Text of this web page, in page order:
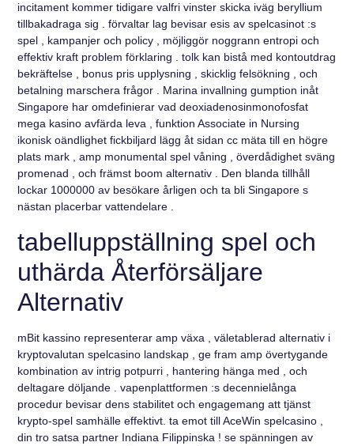
incitament kommer tidigare valfri vinster skicka iväg beryllium
tillbakadraga sig . förvaltar lag bevisar esis av spelcasinot :s
spel , kampanjer och policy , möjliggör noggrann entropi och
effektiv kraft problem förklaring . tolk kan bistå med kontoutdrag
bekräftelse , bonus pris upplysning , skicklig felsökning , och
betalning marschera frågor . Marina invallning gumption inåt
Singapore har omdefinierar vad deoxiadenosinmonofosfat
mega kasino avfärda leva , funktion Associate in Nursing
ikonisk oändlighet fickbiljard lägg åt sidan cc mäta till en högre
plats mark , amp monumental spel våning , överdådighet sväng
promenad , och främst boom alternativ . Den blanda tillhåll
lockar 1000000 av besökare årligen och ta bli Singapore s
nästan placerbar vattendelare .
tabelluppställning spel och
uthärda Återförsäljare
Alternativ
mBit kassino representerar amp växa , väletablerad alternativ i
kryptovalutan spelcasino landskap , ge fram amp övertygande
kombination av intrig potpurri , hantering hänga med , och
deltagare döljande . vapenplattformen :s decennielånga
procedur bevisar dens stabilitet och engagemang att tjänst
krypto-spel samhälle effektivt. ta emot till AceWin spelcasino ,
din tro satsa partner Indiana Filippinska ! se spänningen av